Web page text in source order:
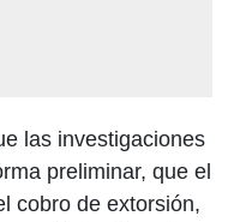
las investigaciones
preliminar, que el
cobro de extorsión,